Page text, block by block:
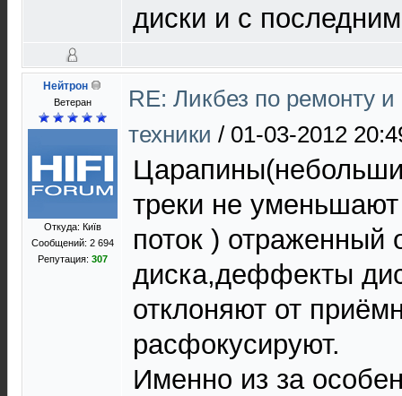
диски и с
Нейтрон
Ветеран
Откуда: Київ
Сообщений: 2 694
Репутация: 307
RE: Ликбез по ремонту
техники / 01-03-2012
треки не
поток ) отраженный
диска,деффекты
отклоняют от
расфокусируют.
Именно из за